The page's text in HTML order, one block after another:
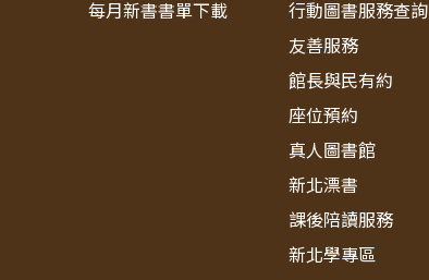
每月新書書單下載
行動圖書服務查詢
友善服務
館長與民有約
座位預約
真人圖書館
新北漂書
課後陪讀服務
新北學專區